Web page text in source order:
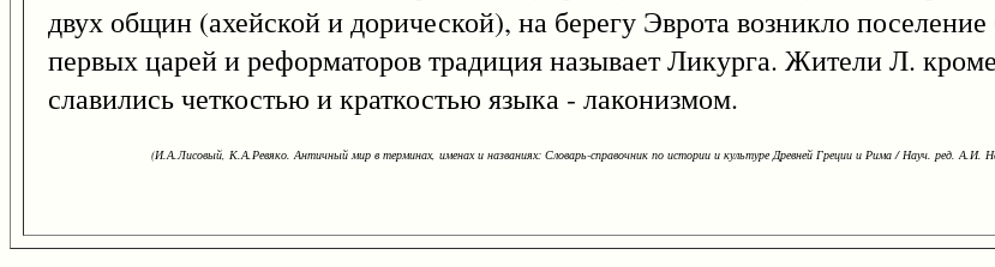
двух общин (ахейской и дорической), на берегу Эврота возникло
первых царей и реформаторов традиция называет Ликурга. Жители Л.
славились четкостью и краткостью языка - лаконизмом.
(И.А.Лисовый, К.А.Ревяко. Античный мир в терминах, именах и названиях: Словарь-справочник по истории и культуре Древней Греции и Рима / Науч. ред. А.И.